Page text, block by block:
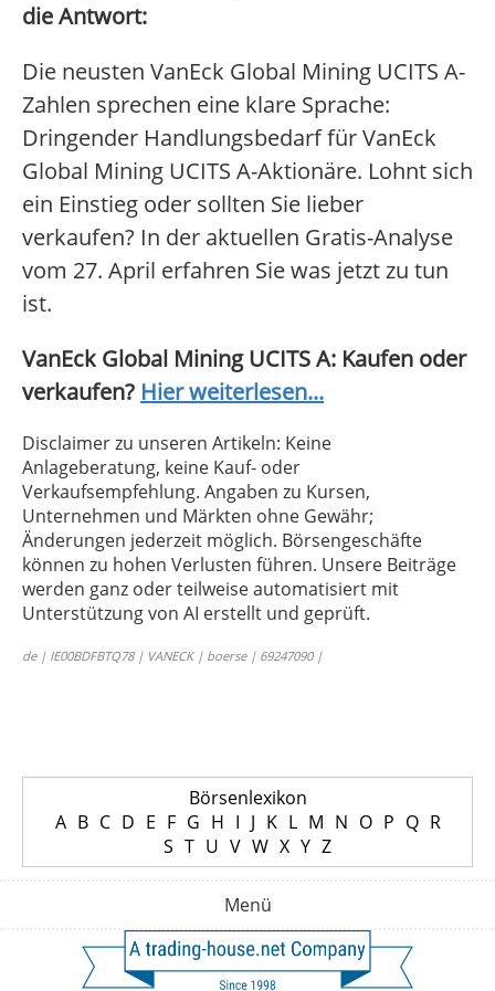
die Antwort:
Die neusten VanEck Global Mining UCITS A-
Zahlen sprechen eine klare Sprache:
Dringender Handlungsbedarf für VanEck
Global Mining UCITS A-Aktionäre. Lohnt sich
ein Einstieg oder sollten Sie lieber
verkaufen? In der aktuellen Gratis-Analyse
vom 27. April erfahren Sie was jetzt zu tun
ist.
VanEck Global Mining UCITS A: Kaufen oder
verkaufen? Hier weiterlesen...
Disclaimer zu unseren Artikeln: Keine
Anlageberatung, keine Kauf- oder
Verkaufsempfehlung. Angaben zu Kursen,
Unternehmen und Märkten ohne Gewähr;
Änderungen jederzeit möglich. Börsengeschäfte
können zu hohen Verlusten führen. Unsere Beiträge
werden ganz oder teilweise automatisiert mit
Unterstützung von AI erstellt und geprüft.
de | IE00BDFBTQ78 | VANECK | boerse | 69247090 |
Börsenlexikon
A B C D E F G H I J K L M N O P Q R
S T U V W X Y Z
Menü